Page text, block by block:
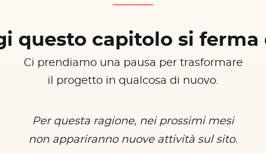
questo capitolo si ferma
Ci prendiamo una pausa per trasformare
il progetto in qualcosa di nuovo.
Per questa ragione, nei prossimi mesi
non appariranno nuove attività sul sito.